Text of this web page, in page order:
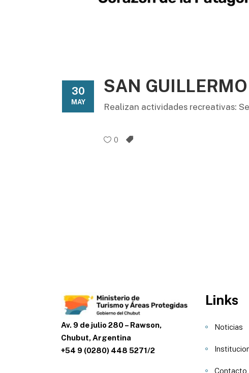
30
MAY
SAN GUILLERMO
Realizan actividades recreativas:
0
Av. 9 de julio 280 – Rawson,
Chubut, Argentina
+54 9 (0280) 448 5271/2
Links
Noticias
Contacto